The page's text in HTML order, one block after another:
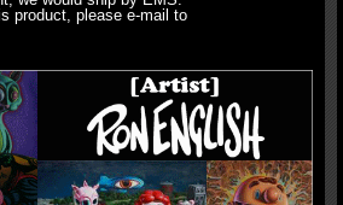
product, please e-mail to